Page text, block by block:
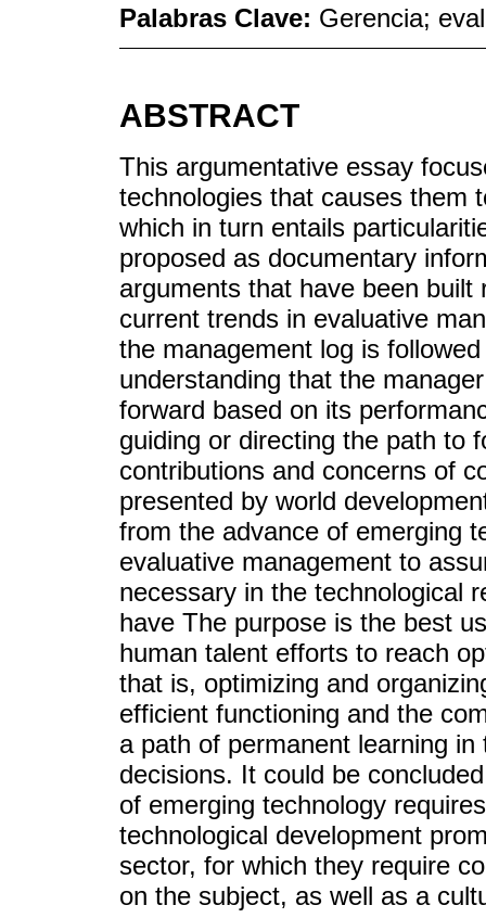
Palabras Clave: Gerencia;
ABSTRACT
This argumentative essay
technologies that causes them
which in turn entails
proposed as documentary
arguments that have been built
current trends in evaluative
the management log is
understanding that the
forward based on its
guiding or directing the path to
contributions and concerns of
presented by world
from the advance of emerging
evaluative management to
necessary in the technological
have The purpose is the best
human talent efforts to reach
that is, optimizing and
efficient functioning and the
a path of permanent learning
decisions. It could be
of emerging technology
technological development
sector, for which they require
on the subject, as well as a